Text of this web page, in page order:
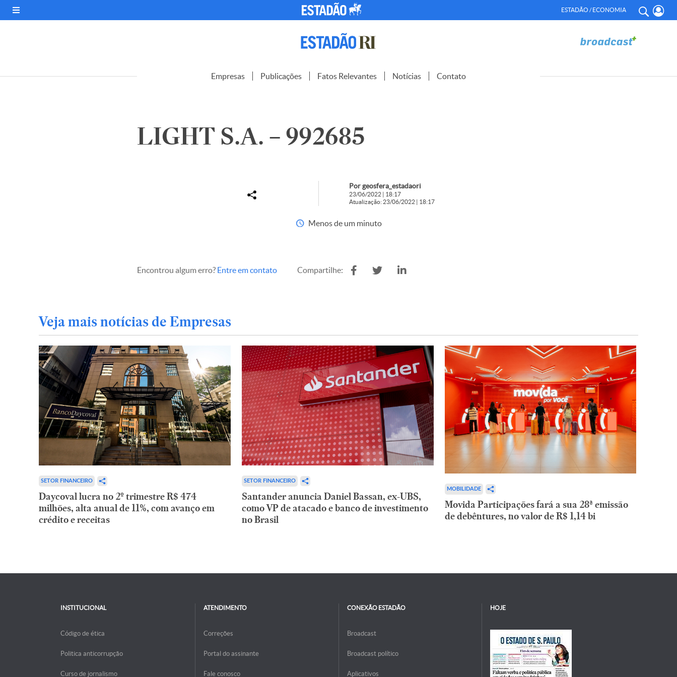
ESTADÃO / ECONOMIA
Empresas Publicações Fatos Relevantes Notícias Contato
LIGHT S.A. – 992685
Por geosfera_estadaori
23/06/2022 | 18:17
Atualização: 23/06/2022 | 18:17
Menos de um minuto
Encontrou algum erro? Entre em contato Compartilhe:
Veja mais notícias de Empresas
SETOR FINANCEIRO
Daycoval lucra no 2º trimestre R$ 474
milhões, alta anual de 11%, com avanço em
crédito e receitas
SETOR FINANCEIRO
Santander anuncia Daniel Bassan, ex-UBS,
como VP de atacado e banco de investimento
no Brasil
MOBILIDADE
Movida Participações fará a sua 28ª emissão
de debêntures, no valor de R$ 1,14 bi
INSTITUCIONAL
Código de ética
Politica anticorrupção
Curso de jornalismo
ATENDIMENTO
Correções
Portal do assinante
Fale conosco
CONEXÃO ESTADÃO
Broadcast
Broadcast político
Aplicativos
HOJE